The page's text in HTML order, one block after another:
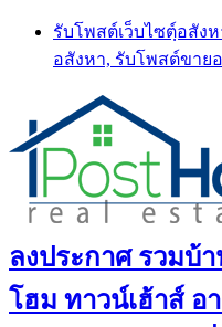
Skip
content
รับโพสต์เว็บไซตฺ์อสัง
อสังหา, รับโพสต์ขาย
ลงประกาศ รวมบ้
โฮม ทาวน์เฮ้าส์